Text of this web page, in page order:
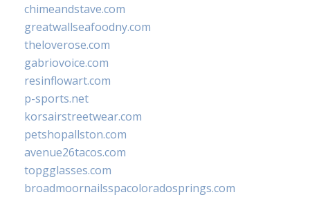
chimeandstave.com
greatwallseafoodny.com
theloverose.com
gabriovoice.com
resinflowart.com
p-sports.net
korsairstreetwear.com
petshopallston.com
avenue26tacos.com
topgglasses.com
broadmoornailsspacoloradosprings.com